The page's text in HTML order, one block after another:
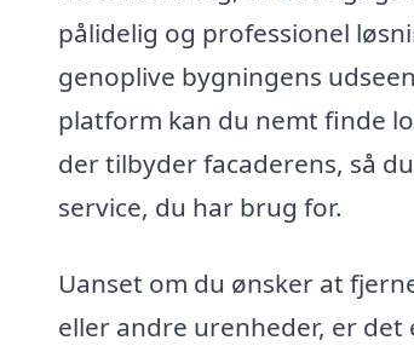
pålidelig og professionel
genoplive bygningens
platform kan du nemt finde
der tilbyder facaderens, så
service, du har brug for.
Uanset om du ønsker at
eller andre urenheder, er det